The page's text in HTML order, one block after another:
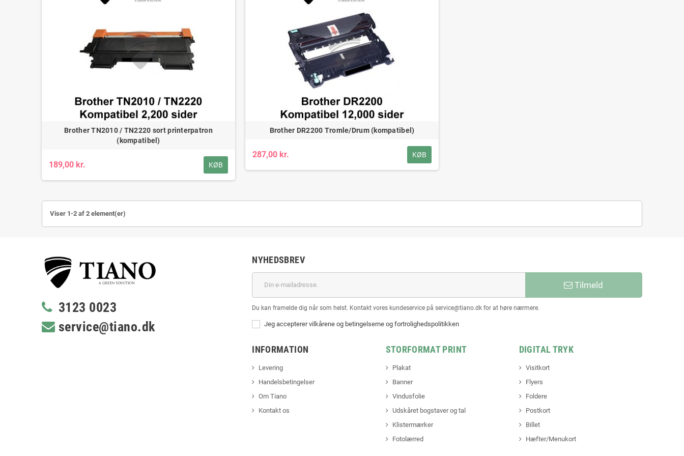
Brother TN2010 / TN2220 sort printerpatron
(kompatibel)
189,00 kr. KØB
Brother DR2200 Tromle/Drum (kompatibel)
287,00 kr. KØB
Viser 1-2 af 2 element(er)
3123 0023
service@tiano.dk
NYHEDSBREV
Tilmeld
Du kan framelde dig når som helst. Kontakt vores kundeservice på service@tiano.dk for at høre nærmere.
Jeg accepterer vilkårene og betingelserne og fortrolighedspolitikken
INFORMATION
Levering
Handelsbetingelser
Om Tiano
Kontakt os
STORFORMAT PRINT
Plakat
Banner
Vindusfolie
Udskåret bogstaver og tal
Klistermærker
Fotolærred
DIGITAL TRYK
Visitkort
Flyers
Foldere
Postkort
Billet
Hæfter/Menukort